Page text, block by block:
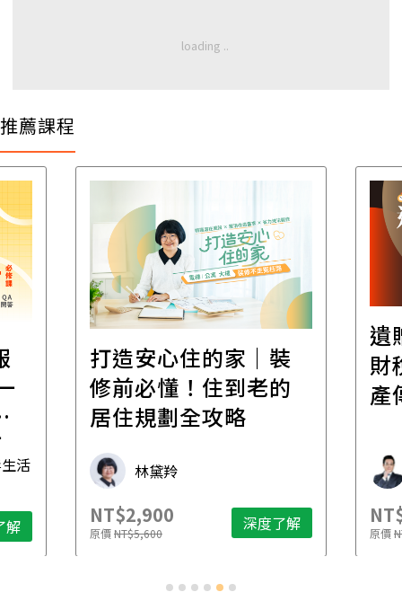
推薦課程
活
解
打造安心住的家｜裝
修前必懂！住到老的
居住規劃全攻略
林黛羚
NT$2,900
原價NT$5,600 深度了解
遺
財
產
原價